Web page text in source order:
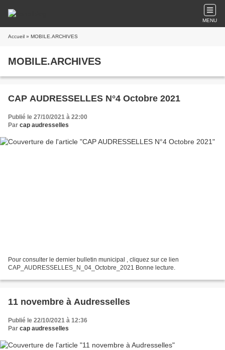
MENU
Accueil » MOBILE.ARCHIVES
MOBILE.ARCHIVES
CAP AUDRESSELLES N°4 Octobre 2021
Publié le 27/10/2021 à 22:00
Par cap audresselles
Pour consulter le dernier bulletin municipal , cliquez sur ce lien
CAP_AUDRESSELLES_N_04_Octobre_2021 Bonne lecture.
11 novembre à Audresselles
Publié le 22/10/2021 à 12:36
Par cap audresselles